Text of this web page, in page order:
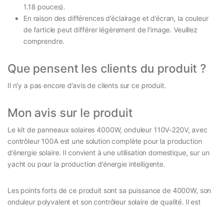
1.18 pouces).
En raison des différences d’éclairage et d’écran, la couleur
de l’article peut différer légèrement de l’image. Veuillez
comprendre.
Que pensent les clients du produit ?
Il n’y a pas encore d’avis de clients sur ce produit.
Mon avis sur le produit
Le kit de panneaux solaires 4000W, onduleur 110V-220V, avec
contrôleur 100A est une solution complète pour la production
d’énergie solaire. Il convient à une utilisation domestique, sur un
yacht ou pour la production d’énergie intelligente.
Les points forts de ce produit sont sa puissance de 4000W, son
onduleur polyvalent et son contrôleur solaire de qualité. Il est